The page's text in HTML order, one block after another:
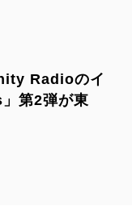
Radioのイ
第2弾が東